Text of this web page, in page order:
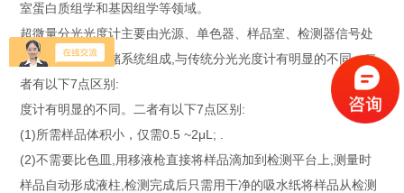
室蛋白 质组学和基因组学等领域。
超微量分光光度计主要由光源、单色器、样品室、检测器信号处
理器和显示与存储系统组成,与传统分光光度计有明显的不同。二
者有以下7点区别:
度计有明显的不同。二者有以下7点区别:
(1)所需样品体积小，仅需0.5 ~2μL; .
(2)不需要比色皿,用移液枪直接将样品滴加到检测平台上,测量时
样品自动形成液柱,检测完成后只需用干净的吸水纸将样品从检测